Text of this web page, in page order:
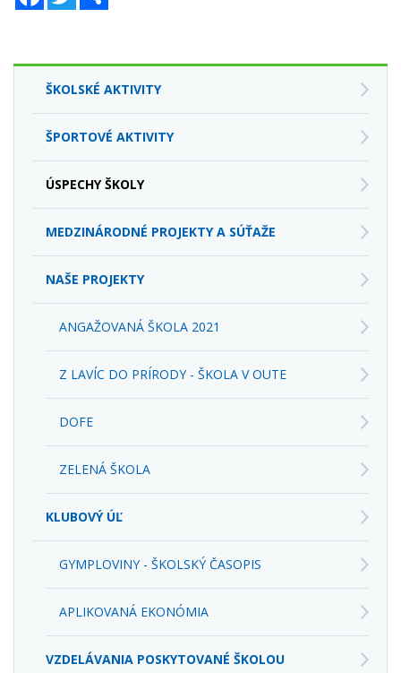
ŠKOLSKÉ AKTIVITY
ŠPORTOVÉ AKTIVITY
ÚSPECHY ŠKOLY
MEDZINÁRODNÉ PROJEKTY A SÚŤAŽE
NAŠE PROJEKTY
ANGAŽOVANÁ ŠKOLA 2021
Z LAVÍC DO PRÍRODY - ŠKOLA V OUTE
DOFE
ZELENÁ ŠKOLA
KLUBOVÝ ÚĽ
GYMPLOVINY - ŠKOLSKÝ ČASOPIS
APLIKOVANÁ EKONÓMIA
VZDELÁVANIA POSKYTOVANÉ ŠKOLOU